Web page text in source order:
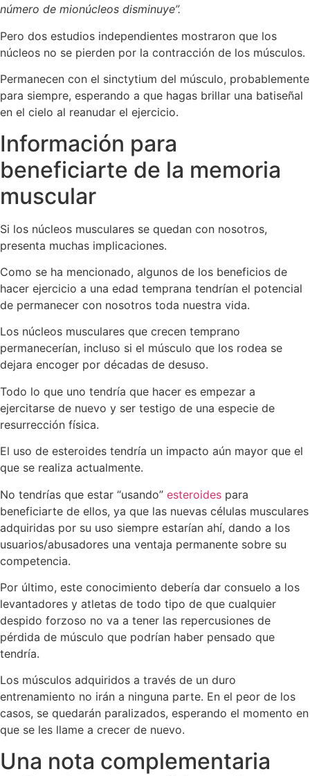
número de mionúcleos disminuye”.
Pero dos estudios independientes mostraron que los
núcleos no se pierden por la contracción de los músculos.
Permanecen con el sinctytium del músculo, probablemente
para siempre, esperando a que hagas brillar una batiseñal
en el cielo al reanudar el ejercicio.
Información para
beneficiarte de la memoria
muscular
Si los núcleos musculares se quedan con nosotros,
presenta muchas implicaciones.
Como se ha mencionado, algunos de los beneficios de
hacer ejercicio a una edad temprana tendrían el potencial
de permanecer con nosotros toda nuestra vida.
Los núcleos musculares que crecen temprano
permanecerían, incluso si el músculo que los rodea se
dejara encoger por décadas de desuso.
Todo lo que uno tendría que hacer es empezar a
ejercitarse de nuevo y ser testigo de una especie de
resurrección física.
El uso de esteroides tendría un impacto aún mayor que el
que se realiza actualmente.
No tendrías que estar “usando” esteroides para
beneficiarte de ellos, ya que las nuevas células musculares
adquiridas por su uso siempre estarían ahí, dando a los
usuarios/abusadores una ventaja permanente sobre su
competencia.
Por último, este conocimiento debería dar consuelo a los
levantadores y atletas de todo tipo de que cualquier
despido forzoso no va a tener las repercusiones de
pérdida de músculo que podrían haber pensado que
tendría.
Los músculos adquiridos a través de un duro
entrenamiento no irán a ninguna parte. En el peor de los
casos, se quedarán paralizados, esperando el momento en
que se les llame a crecer de nuevo.
Una nota complementaria